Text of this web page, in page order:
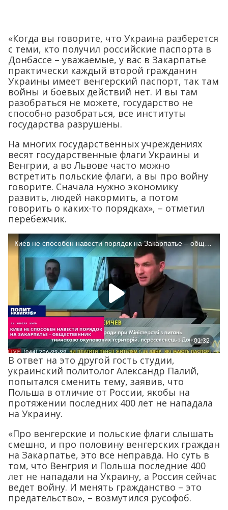
«Когда вы говорите, что Украина разберется
с теми, кто получил российские паспорта в
Донбассе – уважаемые, у вас в Закарпатье
практически каждый второй гражданин
Украины имеет венгерский паспорт, так там
войны и боевых действий нет. И вы там
разобраться не можете, государство не
способно разобраться, все институты
государства разрушены.
На многих государственных учреждениях
весят государственные флаги Украины и
Венгрии, а во Львове часто можно
встретить польские флаги, а вы про войну
говорите. Сначала нужно экономику
развить, людей накормить, а потом
говорить о каких-то порядках», – отметил
перебежчик.
В ответ на это другой гость студии,
украинский политолог Александр Палий,
попытался сменить тему, заявив, что
Польша в отличие от России, якобы на
протяжении последних 400 лет не нападала
на Украину.
«Про венгерские и польские флаги слышать
смешно, и про половину венгерских граждан
на Закарпатье, это все неправда. Но суть в
том, что Венгрия и Польша последние 400
лет не нападали на Украину, а Россия сейчас
ведет войну. И менять гражданство – это
предательство», – возмутился русофоб.